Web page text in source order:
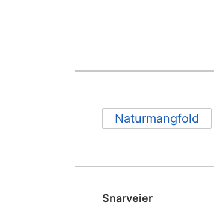
Naturmangfold
Snarveier